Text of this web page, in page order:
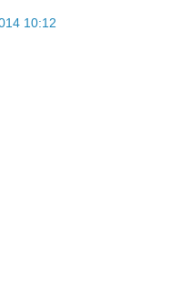
10:12